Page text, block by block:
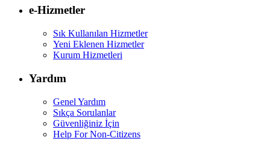
e-Hizmetler
Sık Kullanılan Hizmetler
Yeni Eklenen Hizmetler
Kurum Hizmetleri
Yardım
Genel Yardım
Sıkça Sorulanlar
Güvenliğiniz İçin
Help For Non-Citizens